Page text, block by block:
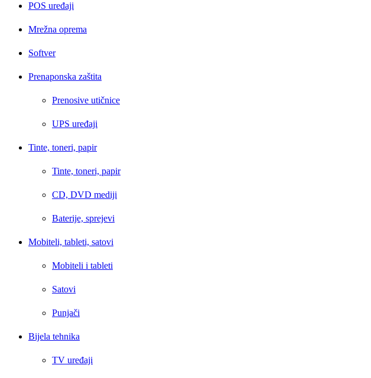
POS uređaji
Mrežna oprema
Softver
Prenaponska zaštita
Prenosive utičnice
UPS uređaji
Tinte, toneri, papir
Tinte, toneri, papir
CD, DVD mediji
Baterije, sprejevi
Mobiteli, tableti, satovi
Mobiteli i tableti
Satovi
Punjači
Bijela tehnika
TV uređaji